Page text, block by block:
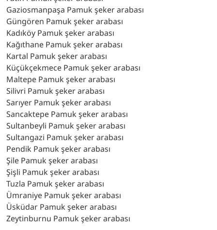
Gaziosmanpaşa Pamuk şeker arabası
Güngören Pamuk şeker arabası
Kadıköy Pamuk şeker arabası
Kağıthane Pamuk şeker arabası
Kartal Pamuk şeker arabası
Küçükçekmece Pamuk şeker arabası
Maltepe Pamuk şeker arabası
Silivri Pamuk şeker arabası
Sarıyer Pamuk şeker arabası
Sancaktepe Pamuk şeker arabası
Sultanbeyli Pamuk şeker arabası
Sultangazi Pamuk şeker arabası
Pendik Pamuk şeker arabası
Şile Pamuk şeker arabası
Şişli Pamuk şeker arabası
Tuzla Pamuk şeker arabası
Ümraniye Pamuk şeker arabası
Üsküdar Pamuk şeker arabası
Zeytinburnu Pamuk şeker arabası